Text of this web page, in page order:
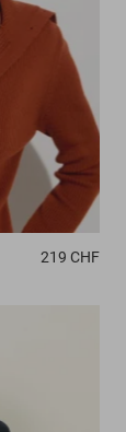
219 CHF